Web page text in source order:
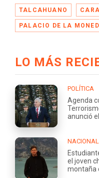
TALCAHUANO
PALACIO DE LA
LO MÁS
POLÍTICA
Agenda
anunció
NACIONAL
el joven
montaña